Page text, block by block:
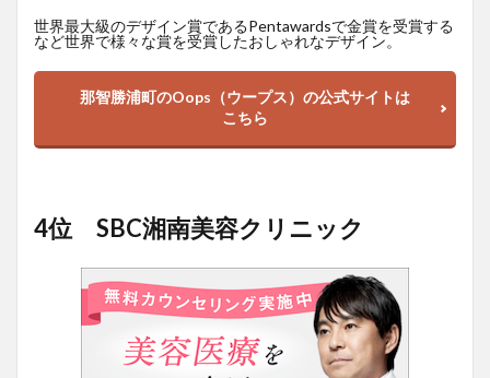
世界最大級のデザイン賞であるPentawardsで金賞を受賞する
など世界で様々な賞を受賞したおしゃれなデザイン。
那智勝浦町のOops（ウープス）の公式サイトは
こちら
4位 SBC湘南美容クリニック